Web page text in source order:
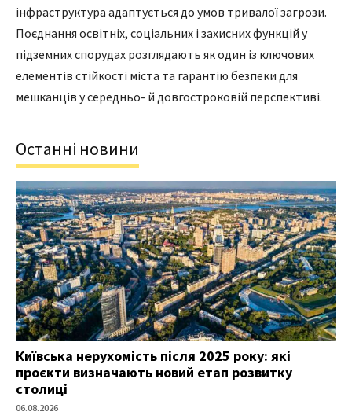
інфраструктура адаптується до умов тривалої загрози.
Поєднання освітніх, соціальних і захисних функцій у
підземних спорудах розглядають як один із ключових
елементів стійкості міста та гарантію безпеки для
мешканців у середньо- й довгостроковій перспективі.
Останні новини
Київська нерухомість після 2025 року: які
проєкти визначають новий етап розвитку
столиці
06.08.2026